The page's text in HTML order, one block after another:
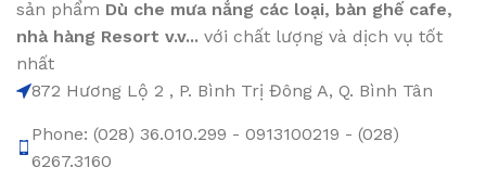
sản phẩm Dù che mưa nắng các loại, bàn ghế cafe,
nhà hàng Resort v.v... với chất lượng và dịch vụ tốt
nhất
872 Hương Lộ 2 , P. Bình Trị Đông A, Q. Bình Tân
Phone: (028) 36.010.299 - 0913100219 - (028)
6267.3160